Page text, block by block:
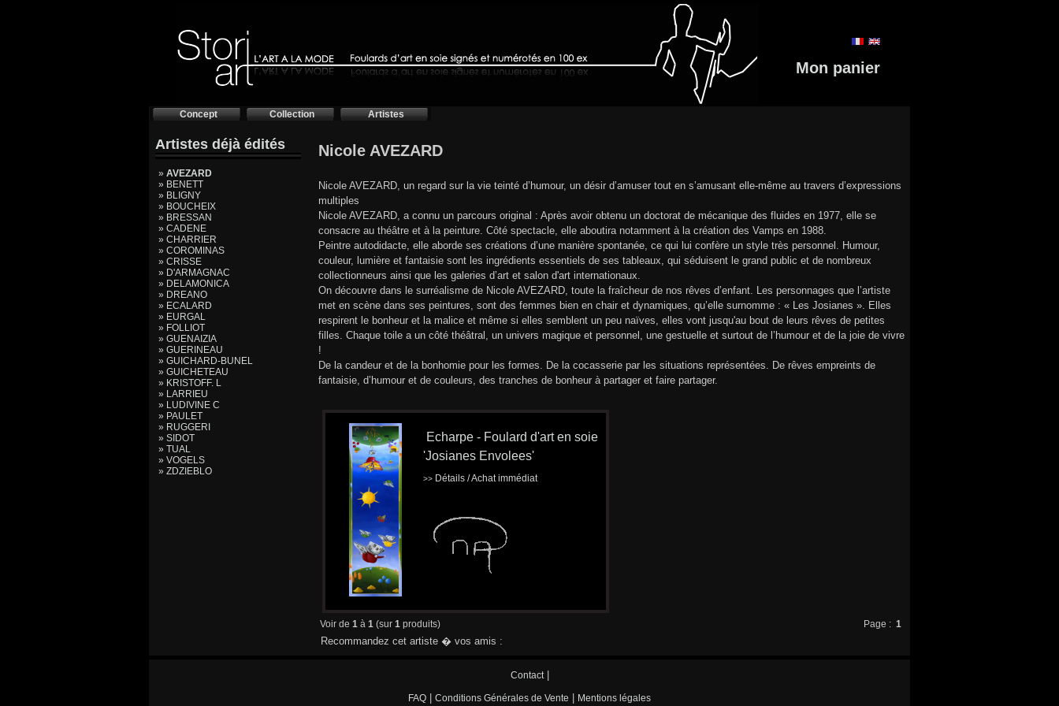
Mon panier
Concept Collection Artistes
Artistes déjà édités
» AVEZARD
» BENETT
» BLIGNY
» BOUCHEIX
» BRESSAN
» CADENE
» CHARRIER
» COROMINAS
» CRISSE
» D'ARMAGNAC
» DELAMONICA
» DREANO
» ECALARD
» EURGAL
» FOLLIOT
» GUENAIZIA
» GUERINEAU
» GUICHARD-BUNEL
» GUICHETEAU
» KRISTOFF. L
» LARRIEU
» LUDIVINE C
» PAULET
» RUGGERI
» SIDOT
» TUAL
» VOGELS
» ZDZIEBLO
Nicole AVEZARD
Nicole AVEZARD, un regard sur la vie teinté d’humour, un désir d’amuser tout en s’amusant elle-même au travers d’expressions
multiples
Nicole AVEZARD, a connu un parcours original : Après avoir obtenu un doctorat de mécanique des fluides en 1977, elle se
consacre au théâtre et à la peinture. Côté spectacle, elle aboutira notamment à la création des Vamps en 1988.
Peintre autodidacte, elle aborde ses créations d’une manière spontanée, ce qui lui confère un style très personnel. Humour,
couleur, lumière et fantaisie sont les ingrédients essentiels de ses tableaux, qui séduisent le grand public et de nombreux
collectionneurs ainsi que les galeries d’art et salon d'art internationaux.
On découvre dans le surréalisme de Nicole AVEZARD, toute la fraîcheur de nos rêves d’enfant. Les personnages que l’artiste
met en scène dans ses peintures, sont des femmes bien en chair et dynamiques, qu’elle surnomme : « Les Josianes ». Elles
respirent le bonheur et la malice et même si elles semblent un peu naïves, elles vont jusqu'au bout de leurs rêves de petites
filles. Chaque toile a un côté théâtral, un univers magique et personnel, une gestuelle et surtout de l’humour et de la joie de vivre
!
De la candeur et de la bonhomie pour les formes. De la cocasserie par les situations représentées. De rêves empreints de
fantaisie, d’humour et de couleurs, des tranches de bonheur à partager et faire partager.
Echarpe - Foulard d'art en soie
'Josianes Envolees'
>> Détails / Achat immédiat
Voir de 1 à 1 (sur 1 produits) Page : 1
Recommandez cet artiste � vos amis :
Contact|
FAQ Conditions Générales de Vente Mentions légales